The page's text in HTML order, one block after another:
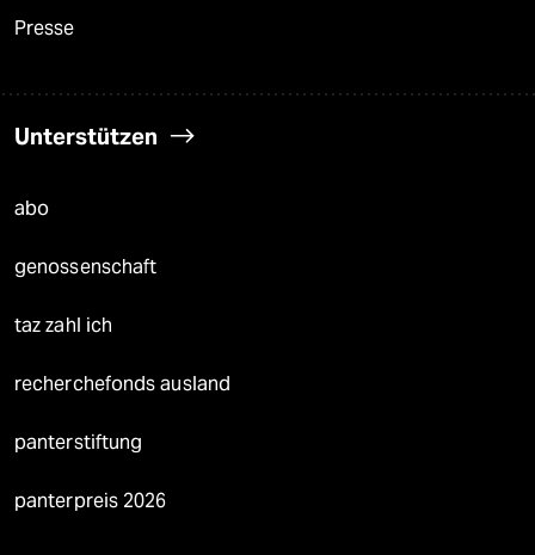
Presse
Unterstützen
abo
genossenschaft
taz zahl ich
recherchefonds ausland
panterstiftung
panterpreis 2026